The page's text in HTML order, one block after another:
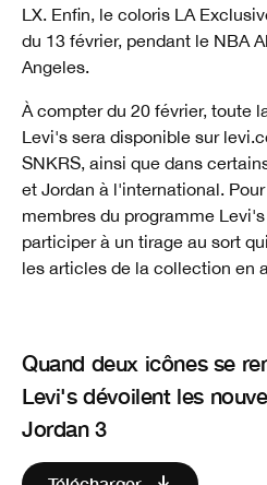
LX. Enfin, le coloris LA
du 13 février, pendant le NBA
Angeles.
À compter du 20 février, toute
Levi's sera disponible sur
SNKRS, ainsi que dans
et Jordan à l'international.
membres du programme
participer à un tirage au sort
les articles de la collection en
Quand deux icônes se
Levi's dévoilent les
Jordan 3